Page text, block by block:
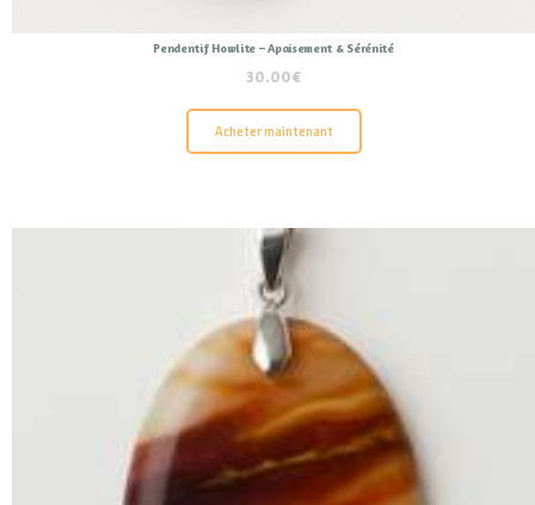
Pendentif Howlite – Apaisement & Sérénité
30.00€
Acheter maintenant